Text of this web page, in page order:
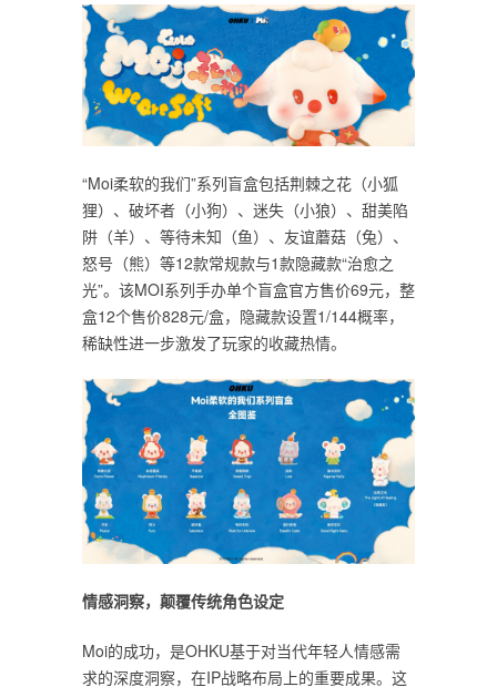
“Moi柔软的我们”系列盲盒包括荆棘之花（小狐
狸）、破坏者（小狗）、迷失（小狼）、甜美陷
阱（羊）、等待未知（鱼）、友谊蘑菇（兔）、
怒号（熊）等12款常规款与1款隐藏款“治愈之
光”。该MOI系列手办单个盲盒官方售价69元，整
盒12个售价828元/盒，隐藏款设置1/144概率，
稀缺性进一步激发了玩家的收藏热情。
情感洞察，颠覆传统角色设定
Moi的成功，是OHKU基于对当代年轻人情感需
求的深度洞察，在IP战略布局上的重要成果。这